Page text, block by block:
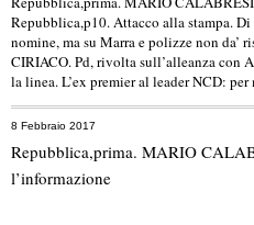
Repubblica,p10. Attacco alla stampa.
nomine, ma su Marra e polizze non da’
CIRIACO. Pd, rivolta sull’alleanza con
la linea. L’ex premier al leader NCD:
8 Febbraio 2017
Repubblica,prima. MARIO
l’informazione